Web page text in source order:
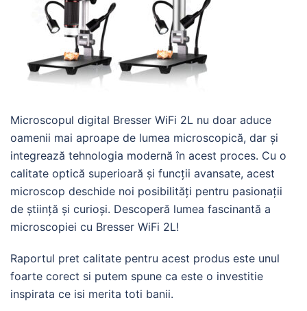
Microscopul digital Bresser WiFi 2L nu doar aduce
oamenii mai aproape de lumea microscopică, dar și
integrează tehnologia modernă în acest proces. Cu o
calitate optică superioară și funcții avansate, acest
microscop deschide noi posibilități pentru pasionații
de știință și curioși. Descoperă lumea fascinantă a
microscopiei cu Bresser WiFi 2L!
Raportul pret calitate pentru acest produs este unul
foarte corect si putem spune ca este o investitie
inspirata ce isi merita toti banii.